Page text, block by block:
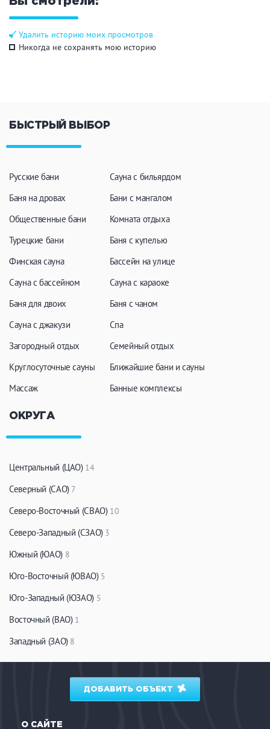
Удалить историю моих просмотров
Никогда не сохранять мою историю
БЫСТРЫЙ ВЫБОР
Русские бани
Баня на дровах
Общественные бани
Турецкие бани
Финская сауна
Сауна с бассейном
Баня для двоих
Сауна с джакузи
Загородный отдых
Круглосуточные сауны
Массаж
Сауна с бильярдом
Бани с мангалом
Комната отдыха
Баня с купелью
Бассейн на улице
Сауна с караоке
Баня с чаном
Спа
Семейный отдых
Ближайшие бани и сауны
Банные комплексы
ОКРУГА
Центральный (ЦАО) 14
Северный (САО) 7
Северо-Восточный (СВАО) 10
Северо-Западный (СЗАО) 3
Южный (ЮАО) 8
Юго-Восточный (ЮВАО) 5
Юго-Западный (ЮЗАО) 5
Восточный (ВАО) 1
Западный (ЗАО) 8
ДОБАВИТЬ ОБЪЕКТ
О САЙТЕ